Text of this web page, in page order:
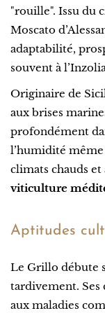
"rouille". Issu du
Moscato
adaptabilité,
souvent à
Originaire de
aux brises
profondément
l’humidité même
climats chauds et
viticulture
Aptitudes
Le Grillo débute
tardivement. Ses
aux maladies